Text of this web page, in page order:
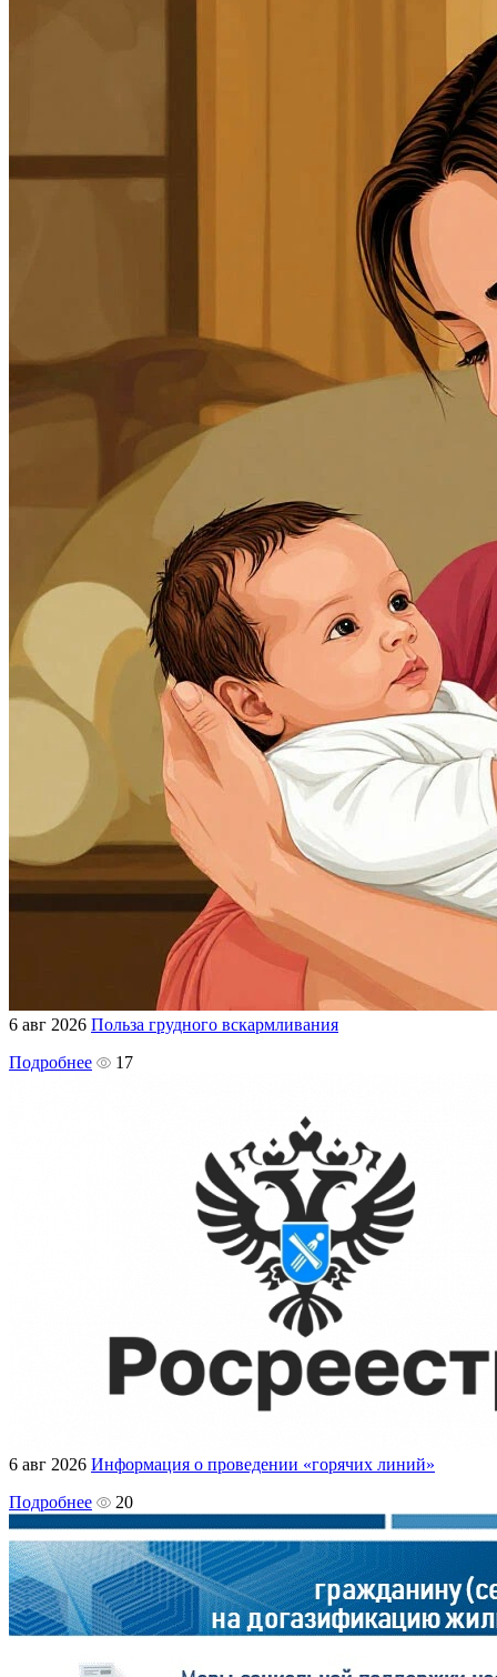
6 авг 2026 Польза грудного вскармливания
Подробнее
17
6 авг 2026 Информация о проведении «горячих линий»
Подробнее
20